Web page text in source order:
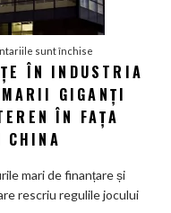
SUA
și
conducerea
americană
sunt închise
Reconfigurare
de
forțe
furnizorilor
auto:
ÎN INDUSTRIA
GIGANȚI
ÎN FAȚA
CHINA
mari de finanțare și
rescriu regulile jocului